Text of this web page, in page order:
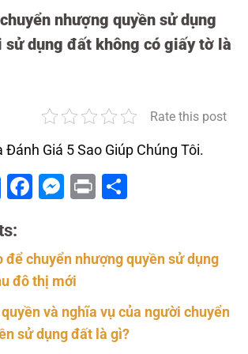
nhượng quyền sử dụng
dụng đất không có giấy tờ là
Rate this post
Đánh Giá 5 Sao Giúp Chúng Tôi.
Facebook
Messenger
Print
để chuyển nhượng quyền sử dụng
đô thị mới
và nghĩa vụ của người chuyển
sử dụng đất là gì?